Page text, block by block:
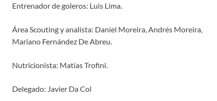
Entrenador de goleros: Luis Lima.
Área Scouting y analista: Daniel Moreira, Andrés Moreira,
Mariano Fernández De Abreu.
Nutricionista: Matías Trofini.
Delegado: Javier Da Col